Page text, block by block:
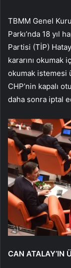
TBMM Genel
Parkı’nda 18 yıl
Partisi (TİP)
kararını okumak
okumak istemesi
CHP’nin kapalı
daha sonra iptal
CAN ATALAY’IN